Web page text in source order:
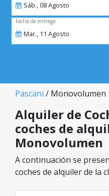
Sáb.,08Agosto
Fecha de entrega
Mar., 11 Agosto
Pascani / Monovolumen
Alquiler de
coches de
Monovolumen
A continuación se
coches de alquiler de la